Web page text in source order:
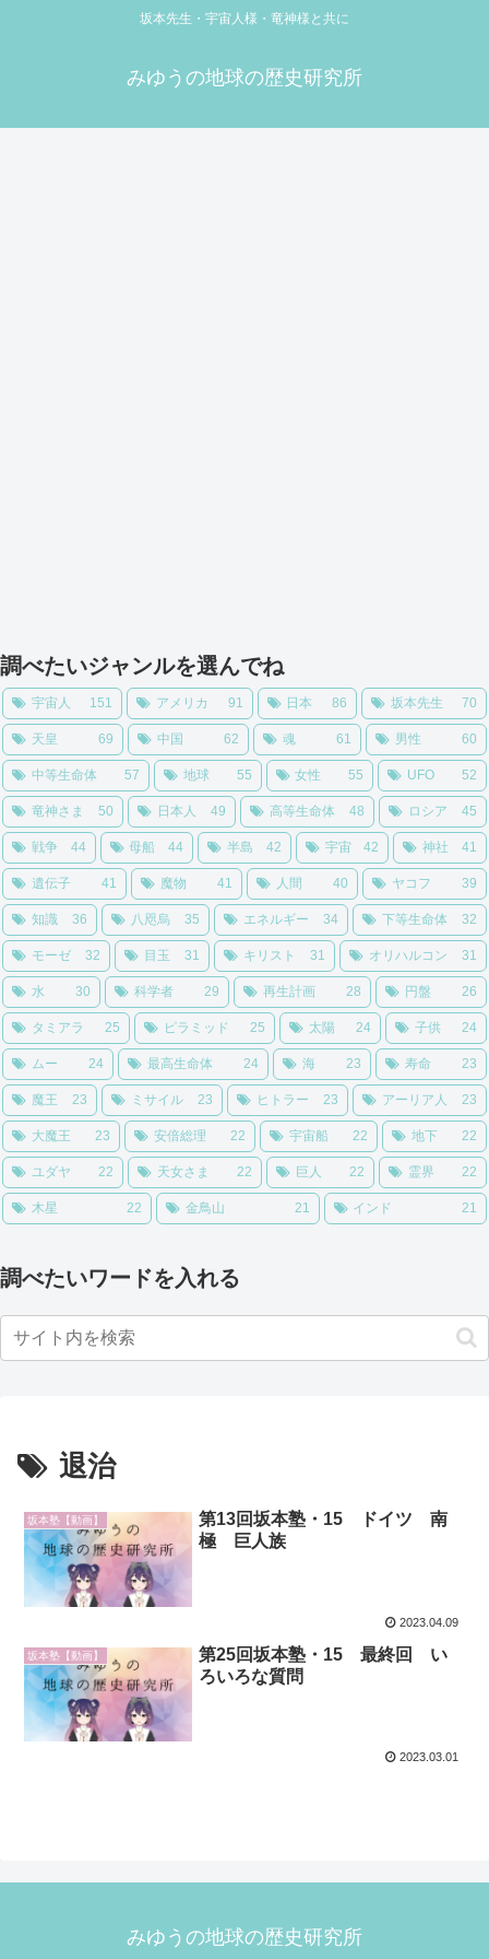
坂本先生・宇宙人様・竜神様と共に
みゆうの地球の歴史研究所
調べたいジャンルを選んでね
宇宙人 151 アメリカ 91 日本 86 坂本先生 70
天皇 69 中国 62 魂 61 男性 60
中等生命体 57 地球 55 女性 55 UFO 52
竜神さま 50 日本人 49 高等生命体 48 ロシア 45
戦争 44 母船 44 半島 42 宇宙 42 神社 41
遺伝子 41 魔物 41 人間 40 ヤコフ 39
知識 36 八咫烏 35 エネルギー 34 下等生命体 32
モーゼ 32 目玉 31 キリスト 31 オリハルコン 31
水 30 科学者 29 再生計画 28 円盤 26
タミアラ 25 ピラミッド 25 太陽 24 子供 24
ムー 24 最高生命体 24 海 23 寿命 23
魔王 23 ミサイル 23 ヒトラー 23 アーリア人 23
大魔王 23 安倍総理 22 宇宙船 22 地下 22
ユダヤ 22 天女さま 22 巨人 22 霊界 22
木星 22 金鳥山 21 インド 21
調べたいワードを入れる
退治
坂本塾【動画】
第13回坂本塾・15 ドイツ 南
極 巨人族
2023.04.09
坂本塾【動画】
第25回坂本塾・15 最終回 い
ろいろな質問
2023.03.01
みゆうの地球の歴史研究所